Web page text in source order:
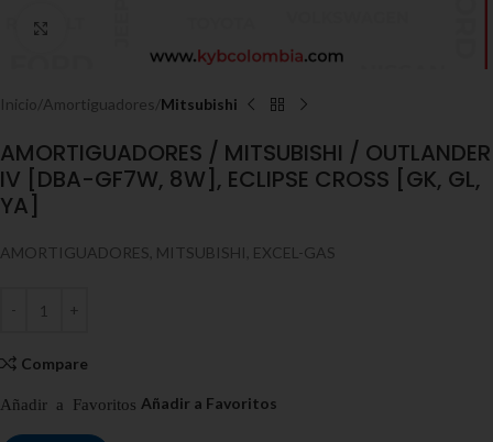
Inicio Amortiguadores Mitsubishi
AMORTIGUADORES / MITSUBISHI / OUTLANDER
IV [DBA-GF7W, 8W], ECLIPSE CROSS [GK, GL,
YA]
AMORTIGUADORES, MITSUBISHI, EXCEL-GAS
Compare